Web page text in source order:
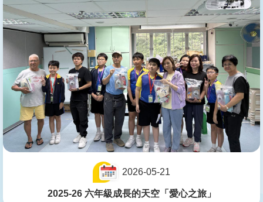
2026-05-21
2025-26 六年級成長的天空「愛心之旅」